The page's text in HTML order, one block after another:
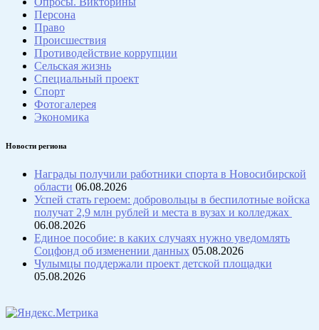
Персона
Право
Происшествия
Противодействие коррупции
Сельская жизнь
Специальный проект
Спорт
Фотогалерея
Экономика
Новости региона
Награды получили работники спорта в Новосибирской
области 06.08.2026
Успей стать героем: добровольцы в беспилотные войска
получат 2,9 млн рублей и места в вузах и колледжах
06.08.2026
Единое пособие: в каких случаях нужно уведомлять
Соцфонд об изменении данных 05.08.2026
Чулымцы поддержали проект детской площадки
05.08.2026